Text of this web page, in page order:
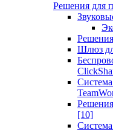
Решения для
Шлюз
[10]